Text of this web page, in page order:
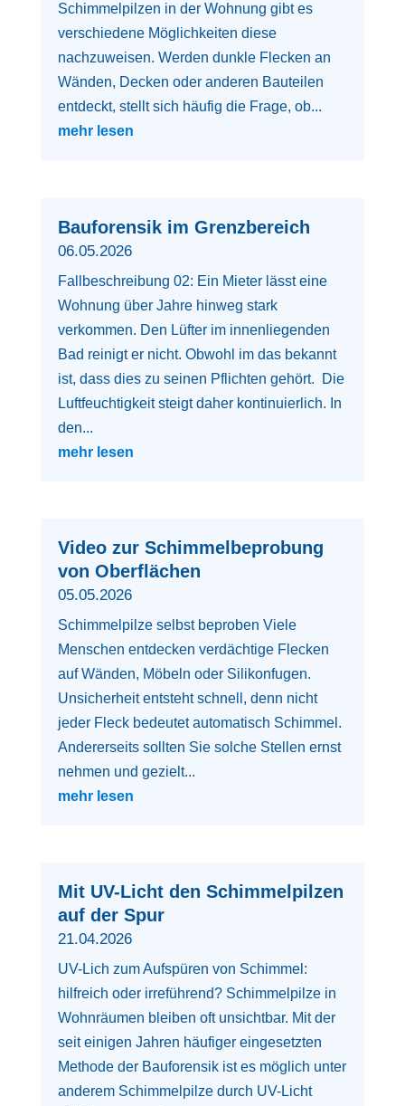
Schimmelpilzen in der Wohnung gibt es
verschiedene Möglichkeiten diese
nachzuweisen. Werden dunkle Flecken an
Wänden, Decken oder anderen Bauteilen
entdeckt, stellt sich häufig die Frage, ob...
mehr lesen
Bauforensik im Grenzbereich
06.05.2026
Fallbeschreibung 02: Ein Mieter lässt eine
Wohnung über Jahre hinweg stark
verkommen. Den Lüfter im innenliegenden
Bad reinigt er nicht. Obwohl im das bekannt
ist, dass dies zu seinen Pflichten gehört. Die
Luftfeuchtigkeit steigt daher kontinuierlich. In
den...
mehr lesen
Video zur Schimmelbeprobung
von Oberflächen
05.05.2026
Schimmelpilze selbst beproben Viele
Menschen entdecken verdächtige Flecken
auf Wänden, Möbeln oder Silikonfugen.
Unsicherheit entsteht schnell, denn nicht
jeder Fleck bedeutet automatisch Schimmel.
Andererseits sollten Sie solche Stellen ernst
nehmen und gezielt...
mehr lesen
Mit UV-Licht den Schimmelpilzen
auf der Spur
21.04.2026
UV-Lich zum Aufspüren von Schimmel:
hilfreich oder irreführend? Schimmelpilze in
Wohnräumen bleiben oft unsichtbar. Mit der
seit einigen Jahren häufiger eingesetzten
Methode der Bauforensik ist es möglich unter
anderem Schimmelpilze durch UV-Licht